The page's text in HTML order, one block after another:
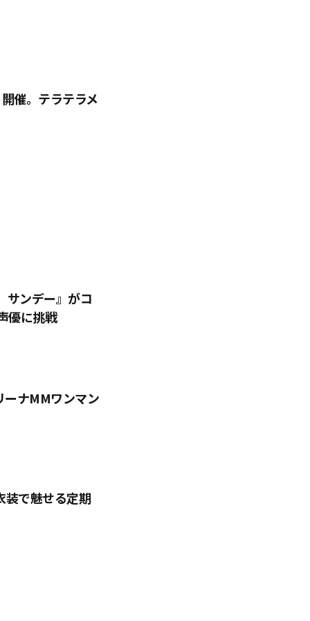
催。テラテラメ
サンデー』がコ
優に挑戦
ーナMMワンマン
装で魅せる定期